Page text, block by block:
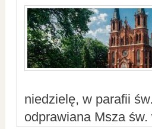
niedzielę, w parafii
odprawiana Msza